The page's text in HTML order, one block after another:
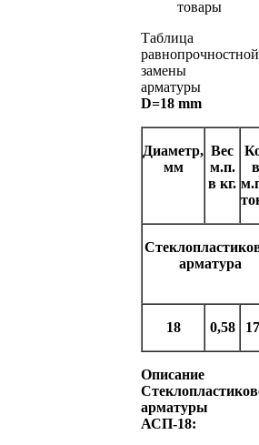
товары
Таблица
равнопрочностной
замены
арматуры
D=18 mm
Диаметр,
мм
Вес
м.п.
в кг.
арматура
18 0,58
Описание
арматуры
АСП-18: